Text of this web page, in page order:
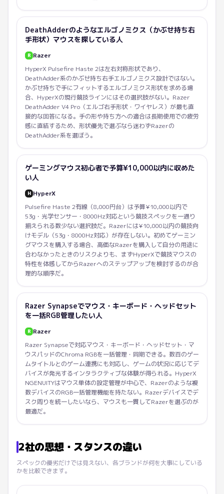
DeathAdderのようなエルゴノミクス（かぶせ持ち右
手形状）マウスを探している人
R Razer
HyperX Pulsefire Haste 2は左右対称形状であり、
DeathAdder系のかぶせ持ち右手エルゴノミクス設計ではない。
かぶせ持ちで手にフィットするエルゴノミクス形状を求める場
合、HyperXの現行競技ラインにはその選択肢がない。Razer
DeathAdder V4 Pro（エルゴ右手形状・ワイヤレス）が最も直
接的な回答になる。手の形や持ち方への適合は長期使用での疲労
感に直結するため、形状優先で選ぶなら迷わずRazerの
DeathAdder系を選ぼう。
ゲーミングマウス初心者で予算¥10,000以内に収めた
い人
H HyperX
Pulsefire Haste 2有線（8,000円台）は予算¥10,000以内で
53g・光学センサー・8000Hz対応という競技スペックを一通り
揃えられる数少ない選択肢だ。Razerには¥10,000以内の競技向
けモデル（53g・8000Hz対応）が存在しない。初めてゲーミン
グマウスを購入する場合、高価なRazerを購入して自分の用途に
合わなかったときのリスクよりも、まずHyperXで競技マウスの
特性を体感してからRazerへのステップアップを検討するのが合
理的な順序だ。
Razer Synapseでマウス・キーボード・ヘッドセット
を一括RGB管理したい人
R Razer
Razer Synapseで対応マウス・キーボード・ヘッドセット・マ
ウスパッドのChroma RGBを一括管理・同期できる。数百のゲー
ムタイトルとのゲーム連携にも対応し、ゲームの状況に応じてデ
バイスが発光するインタラクティブな体験が得られる。HyperX
NGENUITYはマウス単体の設定管理が中心で、Razerのような複
数デバイスのRGB一括管理機能を持たない。Razerデバイスでデ
スク周りを統一したいなら、マウスも一貫してRazerを選ぶのが
最適だ。
2社の思想・スタンスの違い
スペックの優劣だけでは見えない、各ブランドが何を大事にしている
かを比較できます。